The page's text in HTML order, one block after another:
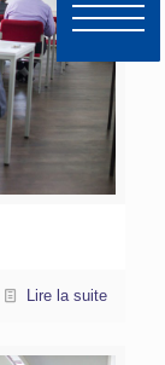
Lire la suite